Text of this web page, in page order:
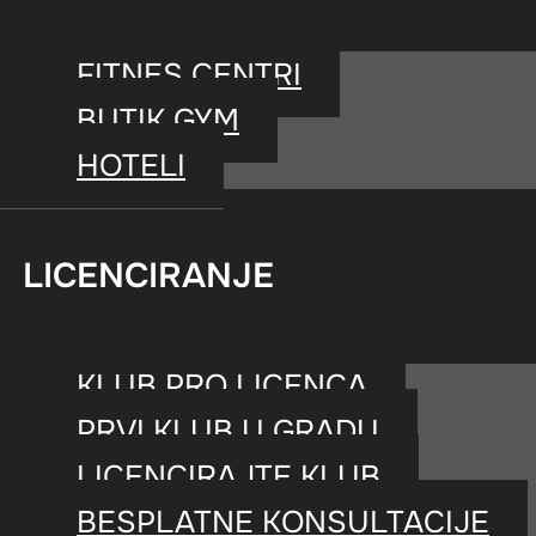
FITNES CENTRI
BUTIK GYM
HOTELI
LICENCIRANJE
KLUB PRO LICENCA
PRVI KLUB U GRADU
LICENCIRAJTE KLUB
BESPLATNE KONSULTACIJE